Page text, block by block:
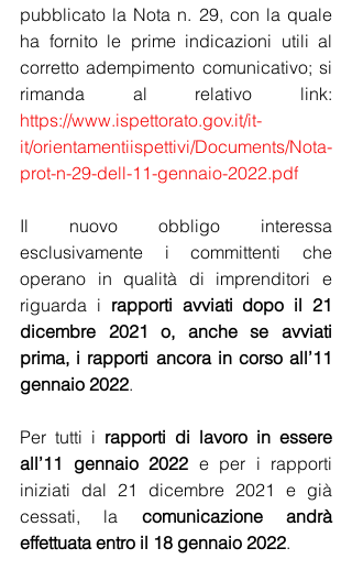
pubblicato la Nota n. 29, con la quale
ha fornito le prime indicazioni utili al
corretto adempimento comunicativo; si
https://www.ispettorato.gov.it/it-
it/orientamentiispettivi/Documents/Nota-
prot-n-29-dell-11-gennaio-2022.pdf
Il nuovo obbligo interessa
esclusivamente i committenti che
operano in qualità di imprenditori e
riguarda i rapporti avviati dopo il 21
dicembre 2021 o, anche se avviati
prima, i rapporti ancora in corso all’11
gennaio 2022.
Per tutti i rapporti di lavoro in essere
all’11 gennaio 2022 e per i rapporti
iniziati dal 21 dicembre 2021 e già
cessati, la comunicazione andrà
effettuata entro il 18 gennaio 2022.